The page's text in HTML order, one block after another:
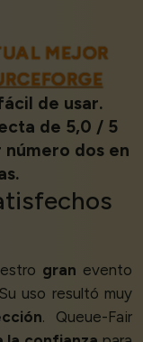
MEJOR
de usar.
de 5,0 / 5
dos en
gran evento
uso resultó muy
. Queue-Fair